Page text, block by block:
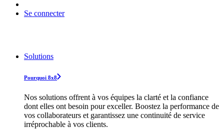
Se connecter
Solutions
Pourquoi 8x8
Nos solutions offrent à vos équipes la clarté et la confiance
dont elles ont besoin pour exceller. Boostez la performance de
vos collaborateurs et garantissez une continuité de service
irréprochable à vos clients.